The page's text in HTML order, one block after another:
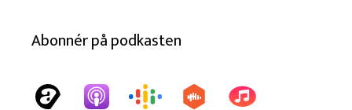
Abonnér på podkasten